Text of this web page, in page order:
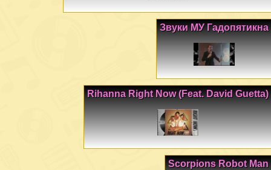
Звуки МУ Гадопятикна
Rihanna Right Now (Feat. David Guetta)
Scorpions Robot Man